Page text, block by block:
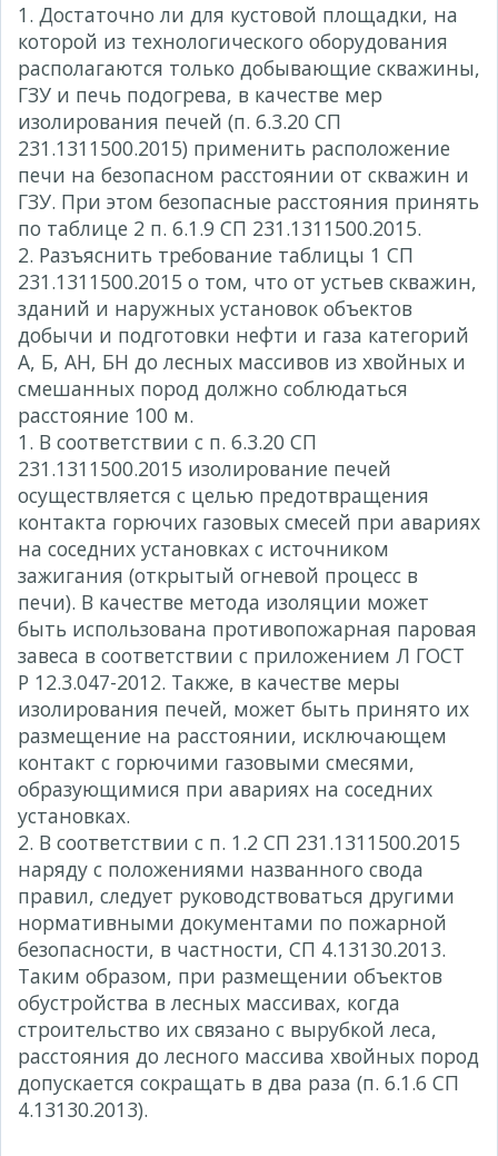
1. Достаточно ли для кустовой площадки, на
которой из технологического оборудования
располагаются только добывающие скважины,
ГЗУ и печь подогрева, в качестве мер
изолирования печей (п. 6.3.20 СП
231.1311500.2015) применить расположение
печи на безопасном расстоянии от скважин и
ГЗУ. При этом безопасные расстояния принять
по таблице 2 п. 6.1.9 СП 231.1311500.2015.
2. Разъяснить требование таблицы 1 СП
231.1311500.2015 о том, что от устьев скважин,
зданий и наружных установок объектов
добычи и подготовки нефти и газа категорий
А, Б, АН, БН до лесных массивов из хвойных и
смешанных пород должно соблюдаться
расстояние 100 м.
1. В соответствии с п. 6.3.20 СП
231.1311500.2015 изолирование печей
осуществляется с целью предотвращения
контакта горючих газовых смесей при авариях
на соседних установках с источником
зажигания (открытый огневой процесс в
печи). В качестве метода изоляции может
быть использована противопожарная паровая
завеса в соответствии с приложением Л ГОСТ
Р 12.3.047-2012. Также, в качестве меры
изолирования печей, может быть принято их
размещение на расстоянии, исключающем
контакт с горючими газовыми смесями,
образующимися при авариях на соседних
установках.
2. В соответствии с п. 1.2 СП 231.1311500.2015
наряду с положениями названного свода
правил, следует руководствоваться другими
нормативными документами по пожарной
безопасности, в частности, СП 4.13130.2013.
Таким образом, при размещении объектов
обустройства в лесных массивах, когда
строительство их связано с вырубкой леса,
расстояния до лесного массива хвойных пород
допускается сокращать в два раза (п. 6.1.6 СП
4.13130.2013).